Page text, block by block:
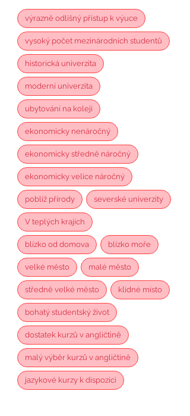
výrazně odlišný přístup k výuce
vysoký počet mezinárodních studentů
historická univerzita
moderní univerzita
ubytování na koleji
ekonomicky nenáročný
ekonomicky středně náročný
ekonomicky velice náročný
poblíž přírody severské univerzity
V teplých krajích
blízko od domova blízko moře
velké město malé město
středně velké město klidné místo
bohatý studentský život
dostatek kurzů v angličtině
malý výběr kurzů v angličtině
jazykové kurzy k dispozici